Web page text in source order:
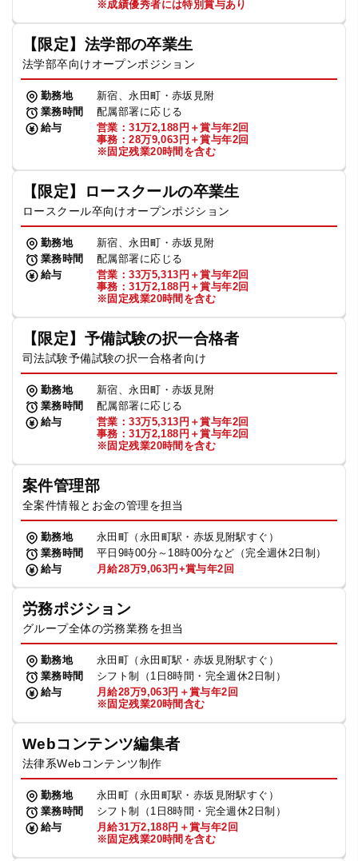
※成績優秀者には特別賞与あり
【限定】法学部の卒業生
法学部卒向けオープンポジション
勤務地
新宿、永田町・赤坂見附
業務時間
配属部署に応じる
給与
営業：31万2,188円＋賞与年2回
事務：28万9,063円＋賞与年2回
※固定残業20時間を含む
【限定】ロースクールの卒業生
ロースクール卒向けオープンポジション
勤務地
新宿、永田町・赤坂見附
業務時間
配属部署に応じる
給与
営業：33万5,313円＋賞与年2回
事務：31万2,188円＋賞与年2回
※固定残業20時間を含む
【限定】予備試験の択一合格者
司法試験予備試験の択一合格者向け
勤務地
新宿、永田町・赤坂見附
業務時間
配属部署に応じる
給与
営業：33万5,313円＋賞与年2回
事務：31万2,188円＋賞与年2回
※固定残業20時間を含む
案件管理部
全案件情報とお金の管理を担当
勤務地
永田町（永田町駅・赤坂見附駅すぐ）
業務時間
平日9時00分～18時00分など（完全週休2日制）
給与
月給28万9,063円+賞与年2回
労務ポジション
グループ全体の労務業務を担当
勤務地
永田町（永田町駅・赤坂見附駅すぐ）
業務時間
シフト制（1日8時間・完全週休2日制）
給与
月給28万9,063円＋賞与年2回
※固定残業20時間含む
Webコンテンツ編集者
法律系Webコンテンツ制作
勤務地
永田町（永田町駅・赤坂見附駅すぐ）
業務時間
シフト制（1日8時間・完全週休2日制）
給与
月給31万2,188円＋賞与年2回
※固定残業20時間を含む